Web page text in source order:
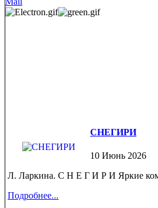
СНЕГИРИ
10 Июнь 2026
Л. Ларкина. C Н Е Г И Р И Яркие
Подробнее...